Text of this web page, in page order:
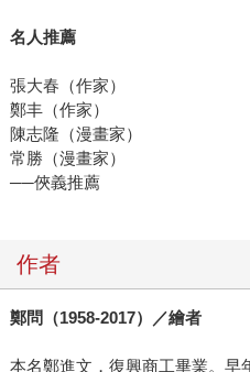
名人推薦
張大春（作家）
鄭丰（作家）
陳志隆（漫畫家）
常勝（漫畫家）
──俠義推薦
作者
鄭問（1958-2017）／繪者
本名鄭進文，復興商工畢業。早